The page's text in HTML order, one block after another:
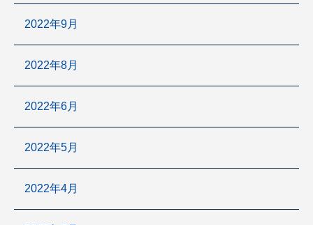
2022年9月
2022年8月
2022年6月
2022年5月
2022年4月